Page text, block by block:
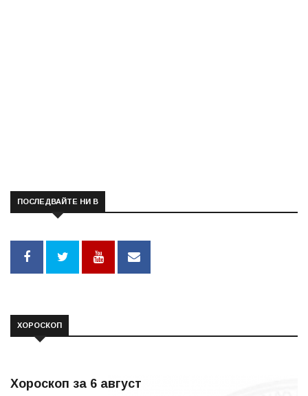
ПОСЛЕДВАЙТЕ НИ В
ХОРОСКОП
Хороскоп за 6 август